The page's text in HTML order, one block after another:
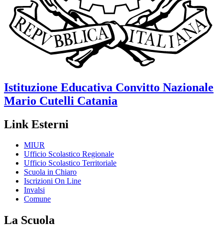
Istituzione Educativa Convitto Nazionale
Mario Cutelli Catania
Link Esterni
MIUR
Ufficio Scolastico Regionale
Ufficio Scolastico Territoriale
Scuola in Chiaro
Iscrizioni On Line
Invalsi
Comune
La Scuola